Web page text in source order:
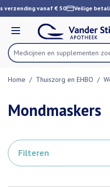
Ga naar de inhoud
1 van 1
verzending vanaf € 50 Veilige
Menu
Product, merk, categorie...
Medicijnen en sup
Home / Thuiszorg en EHBO /
Mondmaskers
Filteren